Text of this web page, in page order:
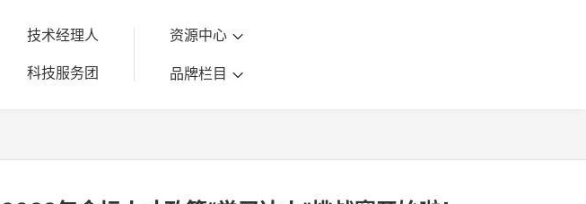
技术经理人
科技服务团
资源中心
品牌栏目